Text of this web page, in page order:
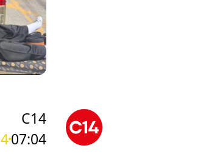
C14
07:044 דקות